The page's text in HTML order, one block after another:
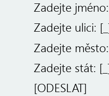
Zadejte
Zadejte ulici: [
Zadejte
Zadejte stát: [
[ODESLAT]